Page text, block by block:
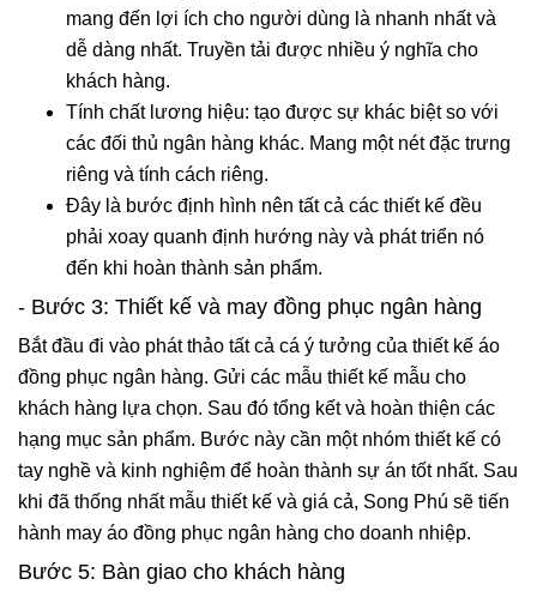
mang đến lợi ích cho người dùng là nhanh nhất và
dễ dàng nhất. Truyền tải được nhiều ý nghĩa cho
khách hàng.
Tính chất lương hiệu: tạo được sự khác biệt so với
các đối thủ ngân hàng khác. Mang một nét đặc trưng
riêng và tính cách riêng.
Đây là bước định hình nên tất cả các thiết kế đều
phải xoay quanh định hướng này và phát triển nó
đến khi hoàn thành sản phẩm.
- Bước 3: Thiết kế và may đồng phục ngân hàng
Bắt đầu đi vào phát thảo tất cả cá ý tưởng của thiết kế áo
đồng phục ngân hàng. Gửi các mẫu thiết kế mẫu cho
khách hàng lựa chọn. Sau đó tổng kết và hoàn thiện các
hạng mục sản phẩm. Bước này cần một nhóm thiết kế có
tay nghề và kinh nghiệm để hoàn thành sự án tốt nhất. Sau
khi đã thống nhất mẫu thiết kế và giá cả, Song Phú sẽ tiến
hành may áo đồng phục ngân hàng cho doanh nhiệp.
Bước 5: Bàn giao cho khách hàng